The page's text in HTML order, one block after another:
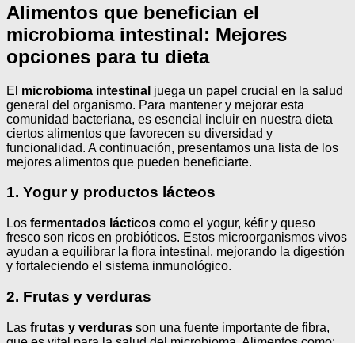
Alimentos que benefician el
microbioma intestinal: Mejores
opciones para tu dieta
El microbioma intestinal juega un papel crucial en la salud
general del organismo. Para mantener y mejorar esta
comunidad bacteriana, es esencial incluir en nuestra dieta
ciertos alimentos que favorecen su diversidad y
funcionalidad. A continuación, presentamos una lista de los
mejores alimentos que pueden beneficiarte.
1. Yogur y productos lácteos
Los fermentados lácticos como el yogur, kéfir y queso
fresco son ricos en probióticos. Estos microorganismos vivos
ayudan a equilibrar la flora intestinal, mejorando la digestión
y fortaleciendo el sistema inmunológico.
2. Frutas y verduras
Las frutas y verduras son una fuente importante de fibra,